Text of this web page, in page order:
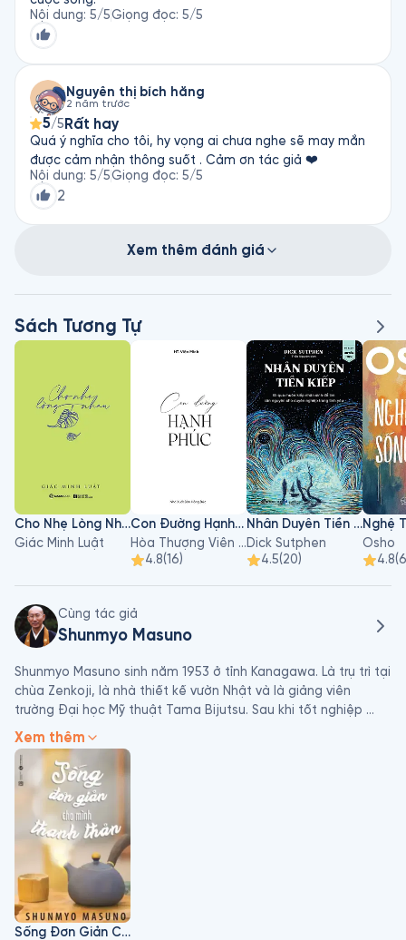
Nội dung: 5/5Giọng đọc: 5/5
Nguyễn thị bích hằng
2 năm trước
5/5 Rất hay
Quá ý nghĩa cho tôi, hy vọng ai chưa nghe sẽ may mắn
được cảm nhận thông suốt . Cảm ơn tác giả ❤️
Nội dung: 5/5Giọng đọc: 5/5
2
Xem thêm đánh giá
Sách Tương Tự
Cho Nhẹ Lòng Nhau
Giác Minh Luật
Con Đường Hạnh Phúc
Hòa Thượng Viên Minh
4.8(16)
Nhân Duyên Tiền Kiếp
Dick Sutphen
4.5(20)
Osho
4.8(
Cùng tác giả
Shunmyo Masuno
Shunmyo Masuno sinh năm 1953 ở tỉnh Kanagawa. Là trụ trì tại
chùa Zenkoji, là nhà thiết kế vườn Nhật và là giảng viên
trường Đại học Mỹ thuật Tama Bijutsu. Sau khi tốt nghiệp
khoa Nông nghiệp tại trường Đại học Tamagawa, ông đến
chùa Soji để tu hành. Ông tham gia hoạt động sáng tạo sân
vườn dựa trên tư tưởng của thiền và phong cách truyền thống
của Nhật. Những tác phẩm của ông nhận được đánh giá cao
cả trong và ngoài nước. Ông từng nhận được giải thưởng
nghệ sĩ mới xuất sắc với tư cách là một nhà thiết kế vườn
Nhật. Ngoài ra, ông còn nhận được nhiều giải thưởng, bằng
khen khác như: Bằng khen của Bộ trưởng Bộ Ngoại giao, Huân
chương khen thưởng của Toàn quyền Canada, Huân chương
Thập tự Cộng hòa Liên bang Đức.
Xem thêm
Sống Đơn Giản Cho Mình Thanh Thản